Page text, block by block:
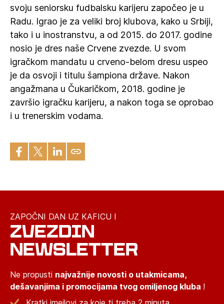
svoju seniorsku fudbalsku karijeru započeo je u
Radu. Igrao je za veliki broj klubova, kako u Srbiji,
tako i u inostranstvu, a od 2015. do 2017. godine
nosio je dres naše Crvene zvezde. U svom
igračkom mandatu u crveno-belom dresu uspeo
je da osvoji i titulu šampiona države. Nakon
angažmana u Čukaričkom, 2018. godine je
završio igračku karijeru, a nakon toga se oprobao
i u trenerskim vodama.
ZAPOČNI DAN UZ KAFICU I
ZVEZDIN
NEWSLETTER
Ne propusti najvažnije novosti o utakmicama,
dešavanjima i promocijama tvog omiljenog kluba !